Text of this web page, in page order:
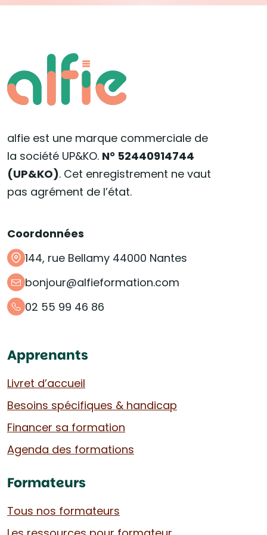
alfie est une marque commerciale de
la société UP&KO. N° 52440914744
(UP&KO). Cet enregistrement ne vaut
pas agrément de l’état.
Coordonnées
144, rue Bellamy 44000 Nantes
bonjour@alfieformation.com
02 55 99 46 86
Apprenants
Livret d’accueil
Besoins spécifiques & handicap
Financer sa formation
Agenda des formations
Formateurs
Tous nos formateurs